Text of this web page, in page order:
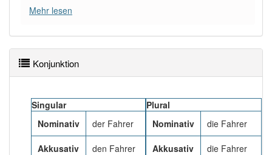
Wörter mit Endung
Wörter mit Endung-fahreraber mit einem anderen
Artikelder: 0
Mehr lesen
Konjunktion
Singular
Nominativ
der Fahrer
Akkusativ den Fahrer
Plural
Nominativ
die Fahrer
Akkusativ die Fahrer